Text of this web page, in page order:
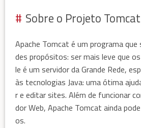
Sobre o Projeto Tomcat
Apache Tomcat é um programa
des propósitos: ser mais leve que
le é um servidor da Grande Rede,
às tecnologias Java: uma ótima
r e editar sites. Além de funcionar
dor Web, Apache Tomcat ainda
os.